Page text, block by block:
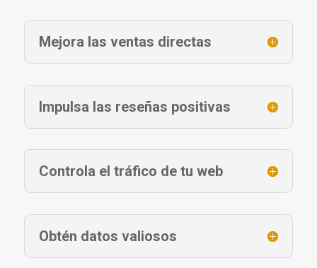
Mejora las ventas directas
Impulsa las reseñas positivas
Controla el tráfico de tu web
Obtén datos valiosos